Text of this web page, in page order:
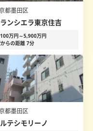
都墨田区
ンシエラ東京住吉
万円～5,900万円
らの距離 7分
都墨田区
テシモリーノ